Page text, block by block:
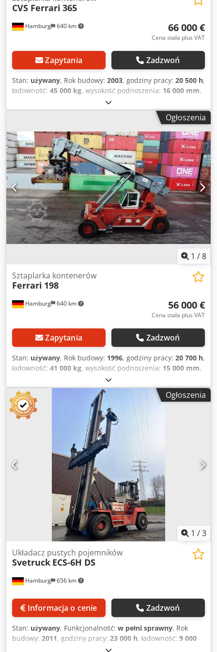
Hamburg 640 km
CVS Ferrari 365
66 000 €
Cena stała plus VAT
Zapytania Zadzwoń
Stan: używany, Rok budowy: 2003, godziny pracy: 20 500 h,
ładowność: 45 000 kg, wysokość podnoszenia: 16 000 mm,
, wysokość konstrukcyjna:
typ przekładni:automatyczny, Wyposażenie:kabina,
, 2X dostępne, lokalizacja pomiędzy
Monachium a Norymbergą Oględziny i odbiór w pobliżu
Monachium Cedpfx Akjzfylhjcjrf Wszystkie inspekcje zostały
przeprowadzone, stan dobry Silnik Volvo 174 kW Oględziny
tylko po wcześniejszym umówieniu terminu F 365 Ferrari
Szerokość przód: 4250 mm Tył: 3360 mm Długość
podwozia: 8600 mm Wysokość całkowita: 4700 mm
Wysokość podwozia: 3660 mm A - Bock Waga: 65600 kg ?
9500 kg rozdzielacz ? 8500 kg maszt Waga podwozia: 47600
kg Masa transportowa – waga
Ogłoszenia
1 /8
Hamburg 640 km
Sztaplarka kontenerów
Ferrari 198
56 000 €
Cena stała plus VAT
Zapytania Zadzwoń
Stan: używany, Rok budowy: 1996, godziny pracy: 20 700 h,
ładowność: 41 000 kg, wysokość podnoszenia: 15 000 mm,
, wysokość konstrukcyjna:
typ przekładni:automatyczny, Wyposażenie:kabina,
osłona głowy
, 2 sztuki dostępne. Lokalizacja między
Monachium a Norymbergą. Oględziny po wcześniejszym
uzgodnieniu, odbiór w pobliżu Monachium. Wszystkie
inspekcje przeprowadzone, stan dobry. Nowy silnik
Mercedes 222 kW (302 KM), 1150 h, 302 h po wymianie.
Oględziny tylko po wcześniejszym uzgodnieniu. F 198
Ferrari Crjdpfx Aszfykqskcef Szerokość przód: 4250 mm Tył:
3360 mm Długość podwozia: 8800 mm Wysokość całkowita:
4570 mm Wysokość podwozia: 3350 mm (A? Bock) Masa
całkowita: 66800 kg - 9500 kg spreader? 8500 maszt
Ogłoszenia
1 /3
Hamburg 656 km
Układacz pustych pojemników
Svetruck ECS-6H DS
Informacja o cenie Zadzwoń
Stan: używany, Funkcjonalność: w pełni sprawny, Rok
budowy: 2011, godziny pracy: 23 000 h, ładowność: 9 000
15 500 mm